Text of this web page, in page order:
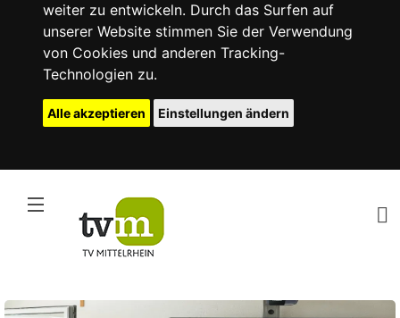
weiter zu entwickeln. Durch das Surfen auf
unserer Website stimmen Sie der Verwendung
von Cookies und anderen Tracking-
Technologien zu.
Alle akzeptieren Einstellungen ändern